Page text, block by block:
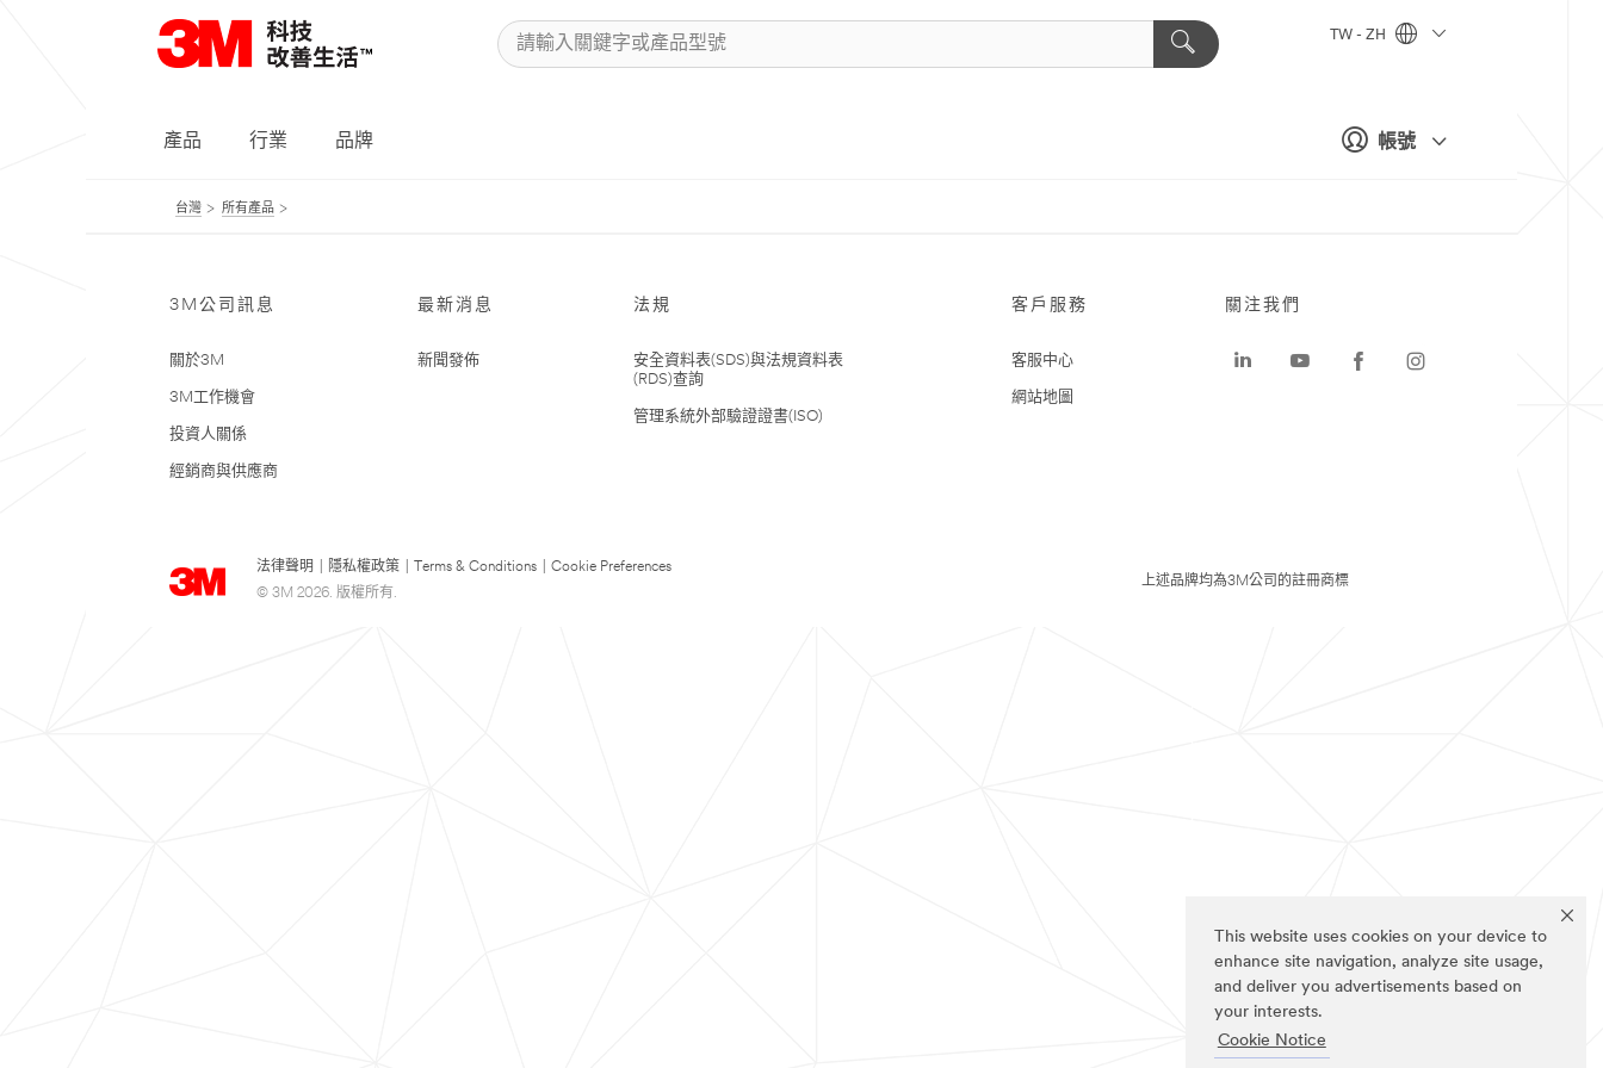
This website uses cookies on your device to
enhance site navigation, analyze site usage,
and deliver you advertisements based on
your interests.
Cookie Notice
帳號
TW - ZH
產品 行業 品牌
台灣 所有產品
3M公司訊息
關於3M
3M工作機會
投資人關係
經銷商與供應商
最新消息
新聞發佈
法規
安全資料表(SDS)與法規資料表
(RDS)查詢
管理系統外部驗證證書(ISO)
客戶服務
客服中心
網站地圖
法律聲明 隱私權政策 Terms & Conditions
Cookie Preferences
© 3M 2026. 版權所有.
關注我們
上述品牌均為3M公司的註冊商標